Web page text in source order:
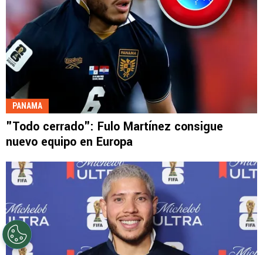
PANAMA
"Todo cerrado": Fulo Martínez consigue
nuevo equipo en Europa